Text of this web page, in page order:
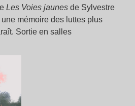
Les Voies jaunes de Sylvestre
mémoire des luttes plus
Sortie en salles